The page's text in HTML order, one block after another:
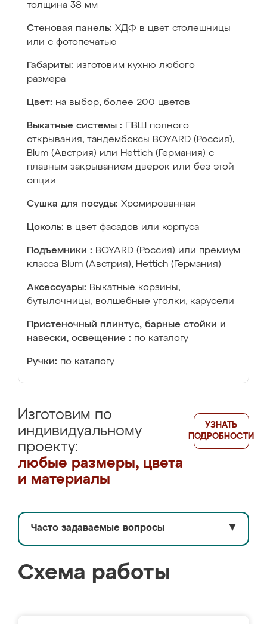
толщина 38 мм
Стеновая панель: ХДФ в цвет столешницы
или с фотопечатью
Габариты: изготовим кухню любого
размера
Цвет: на выбор, более 200 цветов
Выкатные системы :
ПВШ полного
открывания, тандембоксы BOYARD (Россия),
Blum (Австрия) или Hettich (Германия) с
плавным закрыванием дверок или без этой
опции
Сушка для посуды: Хромированная
Цоколь: в цвет фасадов или корпуса
Подъемники : BOYARD (Россия) или премиум
класса Blum (Австрия), Hettich (Германия)
Аксессуары: Выкатные корзины,
бутылочницы, волшебные уголки, карусели
Пристеночный плинтус, барные стойки и
навески, освещение : по каталогу
Ручки: по каталогу
Изготовим по
индивидуальному
проекту:
любые размеры, цвета
и материалы
УЗНАТЬ
ПОДРОБНОСТИ
Часто задаваемые вопросы ▼
Схема работы